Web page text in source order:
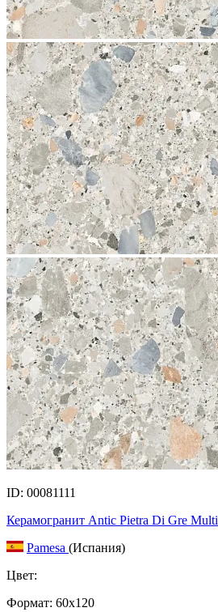
ID: 00081111
Керамогранит Antic Pietra Di Gre Multi
Pamesa (Испания)
Цвет:
Формат: 60x120